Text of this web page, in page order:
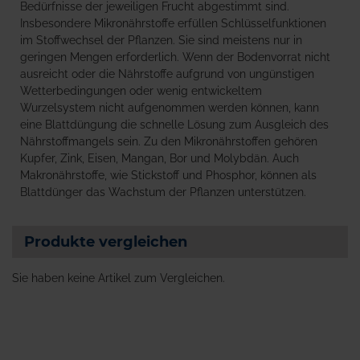
Bedürfnisse der jeweiligen Frucht abgestimmt sind.
Insbesondere Mikronährstoffe erfüllen Schlüsselfunktionen
im Stoffwechsel der Pflanzen. Sie sind meistens nur in
geringen Mengen erforderlich. Wenn der Bodenvorrat nicht
ausreicht oder die Nährstoffe aufgrund von ungünstigen
Wetterbedingungen oder wenig entwickeltem
Wurzelsystem nicht aufgenommen werden können, kann
eine Blattdüngung die schnelle Lösung zum Ausgleich des
Nährstoffmangels sein. Zu den Mikronährstoffen gehören
Kupfer, Zink, Eisen, Mangan, Bor und Molybdän. Auch
Makronährstoffe, wie Stickstoff und Phosphor, können als
Blattdünger das Wachstum der Pflanzen unterstützen.
Produkte vergleichen
Sie haben keine Artikel zum Vergleichen.